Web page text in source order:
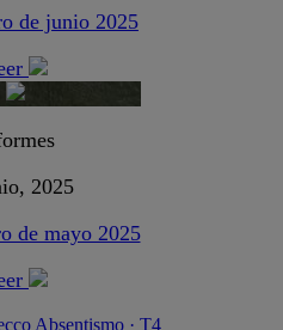
de junio 2025
2025
de mayo 2025
Absentismo · T4